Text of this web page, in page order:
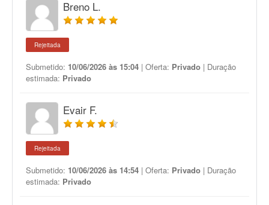
Breno L.
Rejeitada
Submetido: 10/06/2026 às 15:04 | Oferta: Privado | Duração
estimada: Privado
Evair F.
Rejeitada
Submetido: 10/06/2026 às 14:54 | Oferta: Privado | Duração
estimada: Privado